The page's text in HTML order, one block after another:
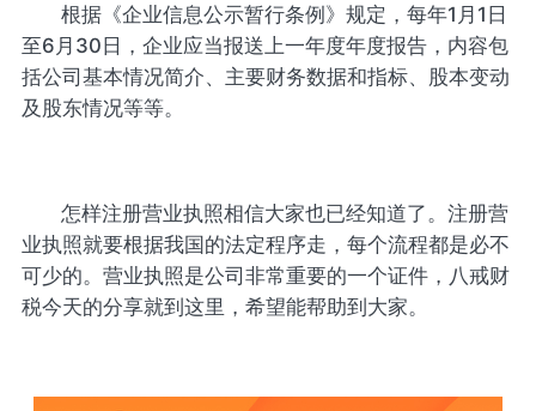
根据《企业信息公示暂行条例》规定，每年1月1日
至6月30日，企业应当报送上一年度年度报告，内容包
括公司基本情况简介、主要财务数据和指标、股本变动
及股东情况等等。
怎样注册营业执照相信大家也已经知道了。注册营
业执照就要根据我国的法定程序走，每个流程都是必不
可少的。营业执照是公司非常重要的一个证件，八戒财
税今天的分享就到这里，希望能帮助到大家。